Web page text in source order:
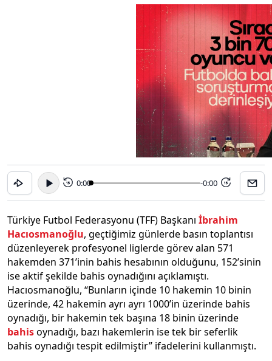
15 0:00 -0:00 15
Türkiye Futbol Federasyonu (TFF) Başkanı İbrahim
Hacıosmanoğlu, geçtiğimiz günlerde basın toplantısı
düzenleyerek profesyonel liglerde görev alan 571
hakemden 371’inin bahis hesabının olduğunu, 152’sinin
ise aktif şekilde bahis oynadığını açıklamıştı.
Hacıosmanoğlu, “Bunların içinde 10 hakemin 10 binin
üzerinde, 42 hakemin ayrı ayrı 1000’in üzerinde bahis
oynadığı, bir hakemin tek başına 18 binin üzerinde
bahisoynadığı, bazı hakemlerin ise tek bir seferlik
bahis oynadığı tespit edilmiştir” ifadelerini kullanmıştı.